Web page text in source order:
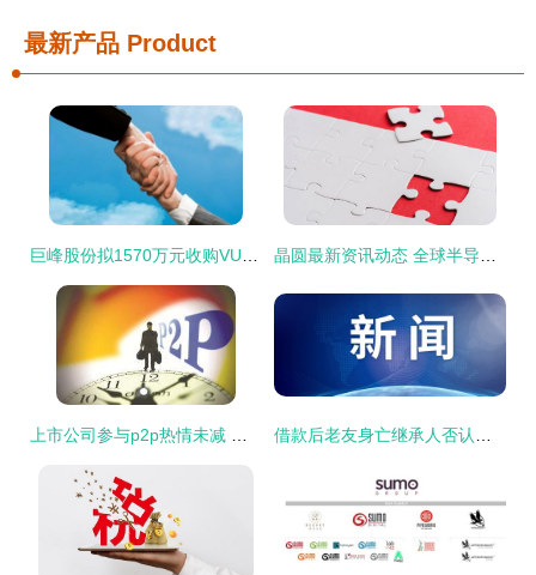
最新产品 Product